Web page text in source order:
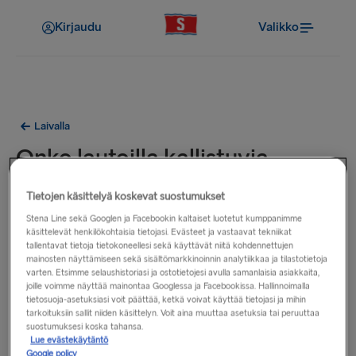
Kirjaudu Valikko
Laivalla
Onko lautoilla kallistuvia
istuimia?
Joillakin lautoistamme on kallistuvia tai kallistettuja istuimia,
joita voi varata etukäteen nimellistä maksua vastaan. Joillakin
lautoillamme Irlanninmeren reiteillä matkustusluokkaa voi
korottaa joko varaushetkellä tai matkan aikana Hygge
Loungeen – hiljaiseen tilaan, jossa on valmiiksi kallistetut
istuimet.
Tietojen käsittelyä koskevat suostumukset
Stena Line sekä Googlen ja Facebookin kaltaiset luotetut kumppanimme
käsittelevät henkilökohtaisia tietojasi. Evästeet ja vastaavat tekniikat
tallentavat tietoja tietokoneellesi sekä käyttävät niitä kohdennettujen
mainosten näyttämiseen sekä sisältömarkkinoinnin analytiikkaa ja tilastotietoja
varten. Etsimme selaushistoriasi ja ostotietojesi avulla samanlaisia asiakkaita,
joille voimme näyttää mainontaa Googlessa ja Facebookissa. Hallinnoimalla
tietosuoja-asetuksiasi voit päättää, ketkä voivat käyttää tietojasi ja mihin
tarkoituksiin sallit niiden käsittelyn. Voit aina muuttaa asetuksia tai peruuttaa
suostumuksesi koska tahansa.
Lue evästekäytäntö
Google policy